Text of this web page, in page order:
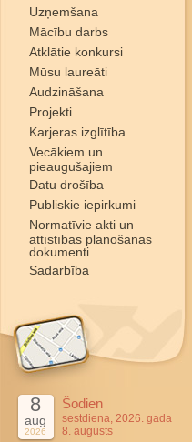
Uzņemšana
Mācību darbs
Atklātie konkursi
Mūsu laureāti
Audzināšana
Projekti
Karjeras izglītība
Vecākiem un
pieaugušajiem
Datu drošība
Publiskie iepirkumi
Normatīvie akti un
attīstības plānošanas
dokumenti
Sadarbība
8
aug
2026
Šodien
sestdiena, 2026. gada
8. augusts